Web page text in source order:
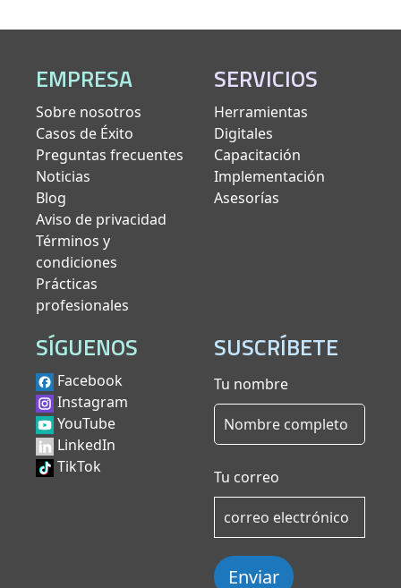
EMPRESA
Sobre nosotros
Casos de Éxito
Preguntas frecuentes
Noticias
Blog
Aviso de privacidad
Términos y
condiciones
Prácticas
profesionales
SERVICIOS
Herramientas
Digitales
Capacitación
Implementación
Asesorías
SÍGUENOS
Facebook
Instagram
YouTube
LinkedIn
TikTok
SUSCRÍBETE
Tu nombre
Tu correo
Enviar